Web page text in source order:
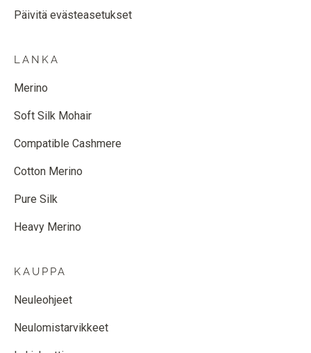
Päivitä evästeasetukset
LANKA
Merino
Soft Silk Mohair
Compatible Cashmere
Cotton Merino
Pure Silk
Heavy Merino
KAUPPA
Neuleohjeet
Neulomistarvikkeet